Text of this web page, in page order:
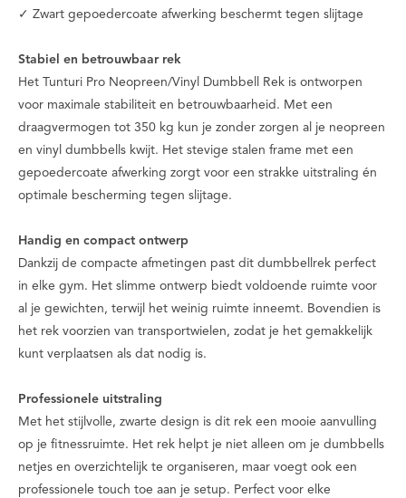
✓ Zwart gepoedercoate afwerking beschermt tegen slijtage
Stabiel en betrouwbaar rek
Het Tunturi Pro Neopreen/Vinyl Dumbbell Rek is ontworpen
voor maximale stabiliteit en betrouwbaarheid. Met een
draagvermogen tot 350 kg kun je zonder zorgen al je neopreen
en vinyl dumbbells kwijt. Het stevige stalen frame met een
gepoedercoate afwerking zorgt voor een strakke uitstraling én
optimale bescherming tegen slijtage.
Handig en compact ontwerp
Dankzij de compacte afmetingen past dit dumbbellrek perfect
in elke gym. Het slimme ontwerp biedt voldoende ruimte voor
al je gewichten, terwijl het weinig ruimte inneemt. Bovendien is
het rek voorzien van transportwielen, zodat je het gemakkelijk
kunt verplaatsen als dat nodig is.
Professionele uitstraling
Met het stijlvolle, zwarte design is dit rek een mooie aanvulling
op je fitnessruimte. Het rek helpt je niet alleen om je dumbbells
netjes en overzichtelijk te organiseren, maar voegt ook een
professionele touch toe aan je setup. Perfect voor elke